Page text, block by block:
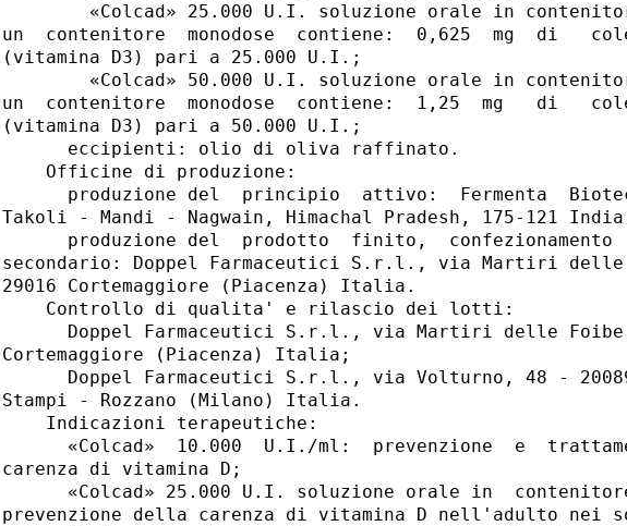
«Colcad» 25.000 U.I. soluzione orale in
un  contenitore  monodose  contiene:  0,625  mg  di
(vitamina D3) pari a 25.000 U.I.;
«Colcad» 50.000 U.I. soluzione orale in
un  contenitore  monodose  contiene:  1,25  mg   di
(vitamina D3) pari a 50.000 U.I.;
      eccipienti: olio di oliva raffinato.
    Officine di produzione:
produzione del  principio  attivo:  Fermenta
Takoli - Mandi - Nagwain, Himachal Pradesh, 175-121
produzione del  prodotto  finito,  confezionamento
secondario: Doppel Farmaceutici S.r.l., via Martiri
29016 Cortemaggiore (Piacenza) Italia.
    Controllo di qualita' e rilascio dei lotti:
Doppel Farmaceutici S.r.l., via Martiri delle
Cortemaggiore (Piacenza) Italia;
Doppel Farmaceutici S.r.l., via Volturno, 48 -
Stampi - Rozzano (Milano) Italia.
    Indicazioni terapeutiche:
«Colcad»  10.000  U.I./ml:  prevenzione  e
carenza di vitamina D;
«Colcad» 25.000 U.I. soluzione orale in
prevenzione della carenza di vitamina D nell'adulto